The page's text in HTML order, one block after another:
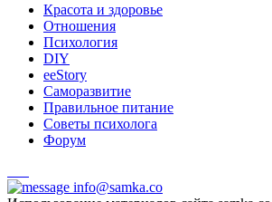
Красота и здоровье
Отношения
Психология
DIY
ееStory
Саморазвитие
Правильное питание
Советы психолога
Форум
info@samka.co